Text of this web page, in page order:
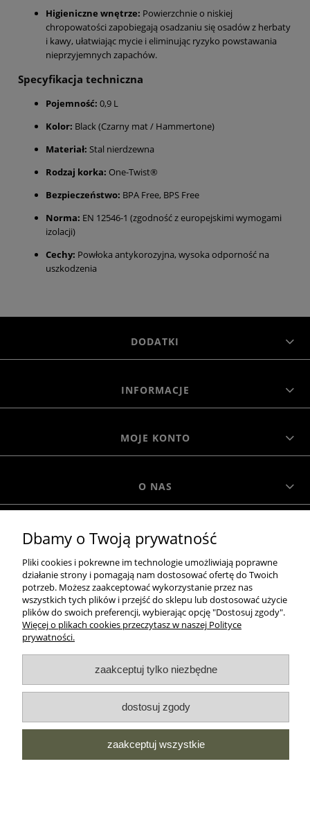
Higieniczne wnętrze: Powierzchnie o niskiej
chropowatości zapobiegają osadzaniu się osadów z herbaty
i kawy, ułatwiając mycie i eliminując ryzyko powstawania
nieprzyjemnych zapachów.
Specyfikacja techniczna
Pojemność: 0,9 L
Kolor: Black (Czarny mat / Hammertone)
Materiał: Stal nierdzewna
Rodzaj korka: One-Twist®
Bezpieczeństwo: BPA Free, BPS Free
Norma: EN 12546-1 (zgodność z europejskimi wymogami
izolacji)
Cechy: Powłoka antykorozyjna, wysoka odporność na
uszkodzenia
DODATKI
INFORMACJE
MOJE KONTO
O NAS
MOROWO
WSZELKIE PRAWA ZASTRZEŻONE MOROWO © 2018
realizacja:
pokaż pełną wersję strony
NASZE ODZNAKI
wyróżnienia są przyznawane przez
Dbamy o Twoją prywatność
Pliki cookies i pokrewne im technologie umożliwiają poprawne
działanie strony i pomagają nam dostosować ofertę do Twoich
potrzeb. Możesz zaakceptować wykorzystanie przez nas
wszystkich tych plików i przejść do sklepu lub dostosować użycie
plików do swoich preferencji, wybierając opcję "Dostosuj zgody".
Więcej o plikach cookies przeczytasz w naszej Polityce
prywatności.
zaakceptuj tylko niezbędne
dostosuj zgody
zaakceptuj wszystkie